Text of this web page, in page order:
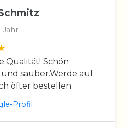
Jahr
Qualität! Schön
sauber.Werde auf
öfter bestellen
Profil